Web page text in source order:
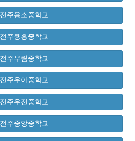
전주용소중학교
전주용흥중학교
전주우림중학교
전주우아중학교
전주우전중학교
전주중앙중학교